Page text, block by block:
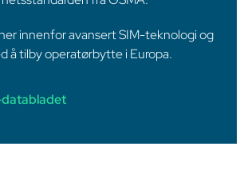
innenfor avansert SIM-teknologi og
å tilby operatørbytte i Europa.
databladet